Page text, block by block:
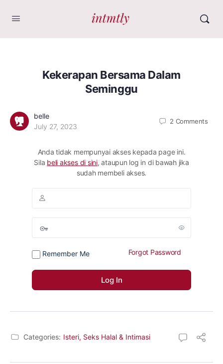
Kekerapan Bersama Dalam
Seminggu
belle
July 27, 2023
2 Comments
Anda tidak mempunyai akses kepada page ini.
Sila beli akses di sini, ataupun log in di bawah jika
sudah membeli akses.
Remember Me Forgot Password
Categories: Isteri, Seks Halal & Intimasi